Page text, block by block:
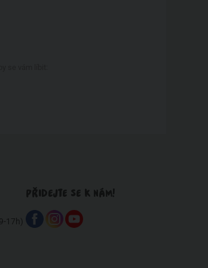
17h)
PŘIDEJTE SE K NÁM!